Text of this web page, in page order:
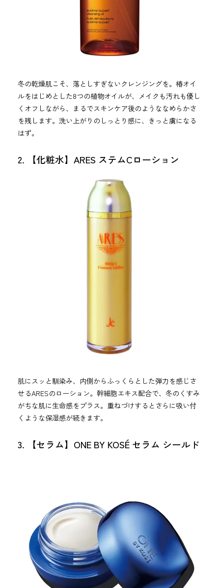
冬の乾燥肌こそ、落としすぎないクレンジングを。椿オイ
ルをはじめとした8つの植物オイルが、メイクも汚れも優し
くオフしながら、まるでスキンケア後のようななめらかさ
を残します。洗い上がりのしっとり感に、きっと虜になる
はず。
2. 【化粧水】ARES ステムCローション
肌にスッと馴染み、内側からふっくらとした弾力を感じさ
せるARESのローション。幹細胞エキス配合で、冬のくすみ
がちな肌に生命感をプラス。重ねづけするとさらに吸い付
くような保湿感が続きます。
3. 【セラム】ONE BY KOSÉ セラム シールド